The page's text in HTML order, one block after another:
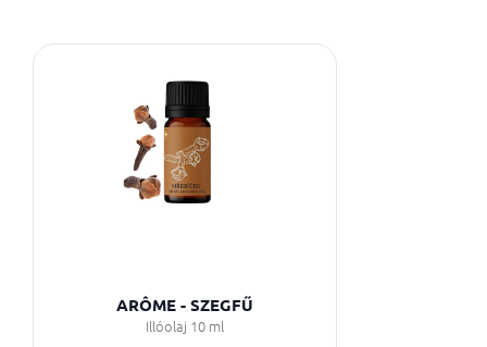
ARÔME - SZEGFŰ
Illóolaj 10 ml